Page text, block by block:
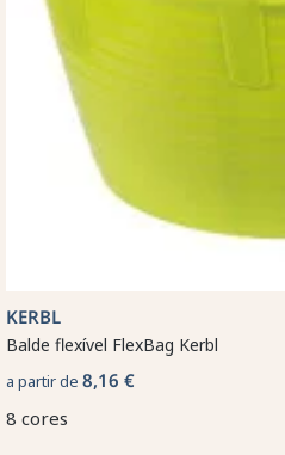
KERBL
Balde flexível FlexBag Kerbl
a partir de 8,16 €
8 cores